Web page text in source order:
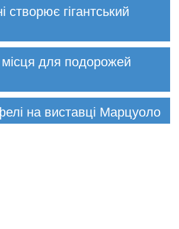
створює гігантський
для подорожей
на виставці Марцуоло